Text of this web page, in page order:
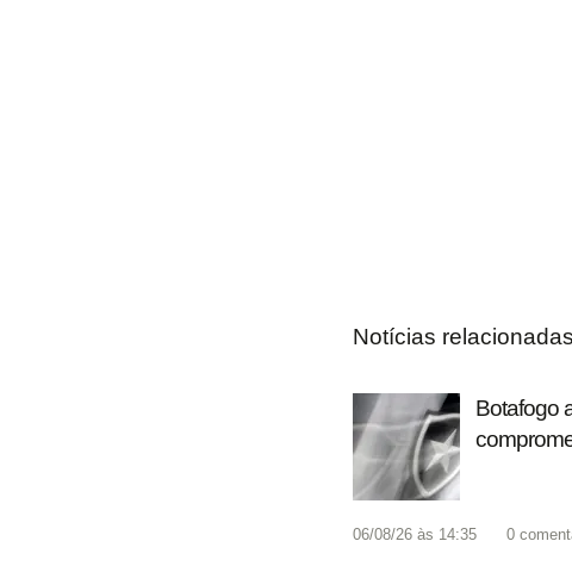
Notícias relacionadas
Botafogo
06/08/26 às 14:35 0